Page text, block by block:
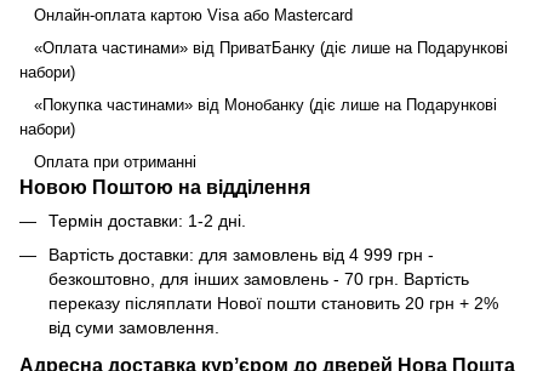
Онлайн-оплата картою Visa або Mastercard
«Оплата частинами» від ПриватБанку (діє лише на Подарункові
набори)
«Покупка частинами» від Монобанку (діє лише на Подарункові
набори)
Оплата при отриманні
Новою Поштою на відділення
Термін доставки: 1-2 дні.
Вартість доставки: для замовлень від 4 999 грн -
безкоштовно, для інших замовлень - 70 грн. Вартість
переказу післяплати Нової пошти становить 20 грн + 2%
від суми замовлення.
Адресна доставка курʼєром до дверей Нова Пошта